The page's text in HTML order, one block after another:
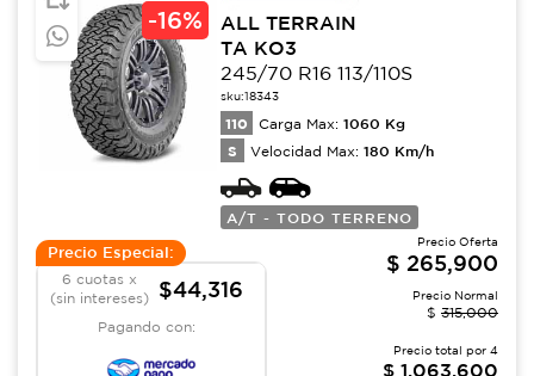
-16%
ALL TERRAIN
TA KO3
245/70 R16 113/110S
sku:18343
110 Carga Max: 1060 Kg
S Velocidad Max: 180 Km/h
A/T - TODO TERRENO
Precio Especial:
6 cuotas x
(sin intereses)
$44,316
Pagando con:
Precio Oferta
$ 265,900
Precio Normal
$ 315,000
Precio total por 4
$ 1,063,600